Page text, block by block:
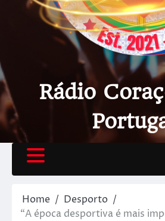
Rádio
Home
Desporto
“A época desportiva é mais